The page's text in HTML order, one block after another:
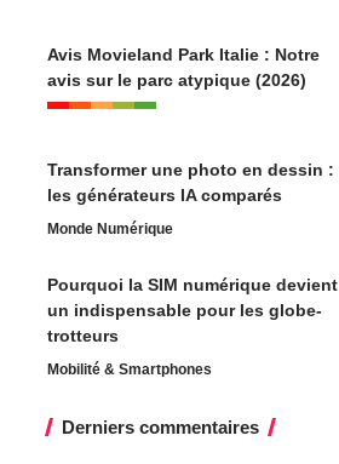
Avis Movieland Park Italie : Notre
avis sur le parc atypique (2026)
Transformer une photo en dessin :
les générateurs IA comparés
Monde Numérique
Pourquoi la SIM numérique devient
un indispensable pour les globe-
trotteurs
Mobilité & Smartphones
Derniers commentaires